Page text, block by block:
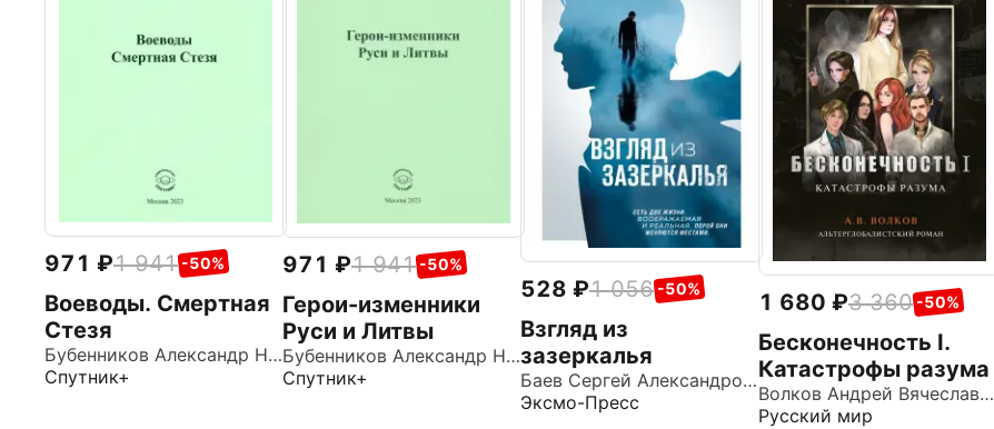
971 1 941 -50%
Воеводы. Смертная
Стезя
Бубенников Александр Николаевич
Спутник+
971 1 941 -50%
Герои-изменники
Руси и Литвы
Бубенников Александр Николаевич
Спутник+
528 1 056 -50%
Взгляд из
зазеркалья
Баев Сергей Александрович
Эксмо-Пресс
1 680 3 360 -50%
Бесконечность I.
Катастрофы разума
Волков Андрей Вячеславович
Русский мир